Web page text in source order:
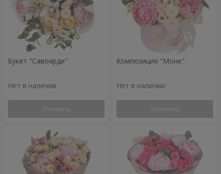
Букет "Савоярди"
Нет в наличии
Уточнить
Композиция "Моне"
Нет в наличии
Уточнить